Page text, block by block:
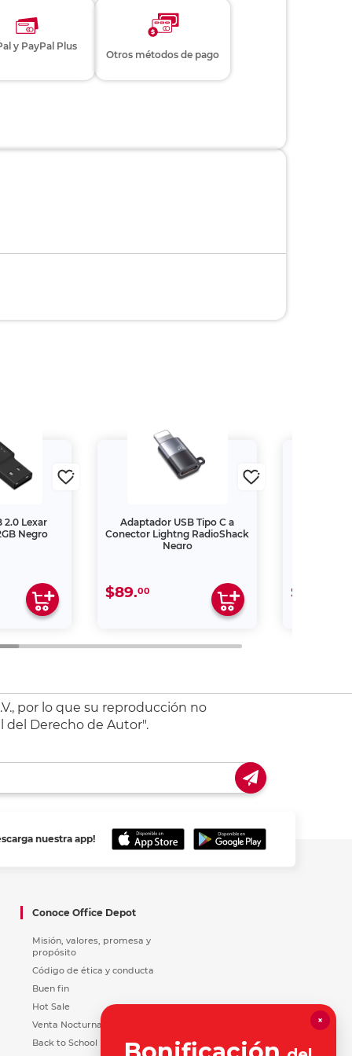
y PayPal Plus
Otros métodos de pago
2.0 Lexar
Negro
Adaptador USB Tipo C a
Conector Lightng RadioShack
Negro
$89.00 $99.
por lo que su reproducción no
del Derecho de Autor".
nuestra app!
Conoce Office Depot
Misión, valores, promesa y
propósito
Código de ética y conducta
Buen fin
Hot Sale
Venta Nocturna
Back to School
×